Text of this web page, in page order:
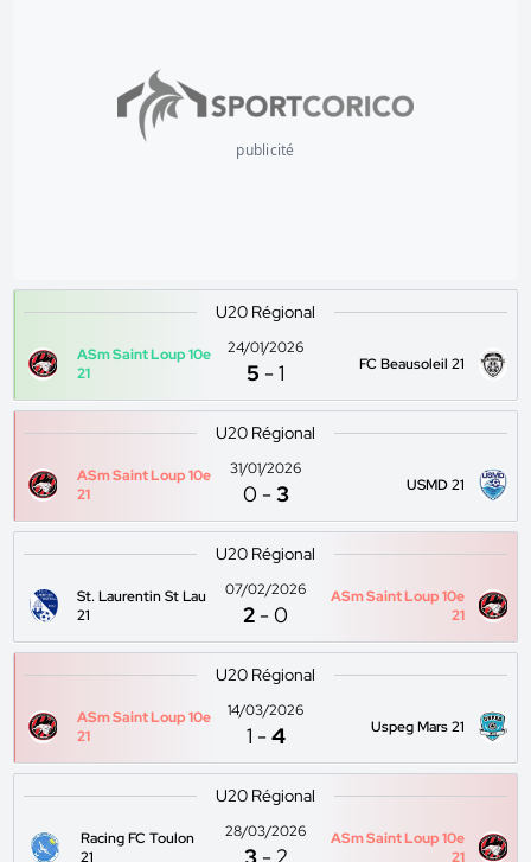
publicité
U20 Régional
ASm Saint Loup 10e
21
24/01/2026
5 -1 FC Beausoleil 21
U20 Régional
ASm Saint Loup 10e
21
31/01/2026
0 -3 USMD 21
U20 Régional
St. Laurentin St Lau
21
07/02/2026
2 -0
ASm Saint Loup 10e
21
U20 Régional
ASm Saint Loup 10e
21
14/03/2026
1 -4 Uspeg Mars 21
U20 Régional
Racing FC Toulon
21
28/03/2026
ASm Saint Loup 10e
21